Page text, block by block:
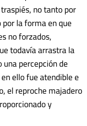
no tanto por
la forma en que
no forzados,
todavía arrastra la
percepción de
ello fue atendible e
el reproche majadero
y